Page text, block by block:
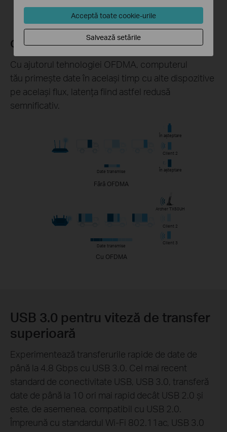
Router MU-MIMO
OFDMA
Cu ajutorul tehnologiei OFDMA, computerul
tău primește date în același timp cu alte dispozitive
pe același flux, latența fiind astfel redusă
semnificativ.
Fără OFDMA
Date transmise
În așteptare
Client 2
În așteptare
Cu OFDMA
Date transmise
Archer TX50UH
Client 2
Client 3
USB 3.0 pentru viteză de transfer
superioară
Experimentează transferurile rapide de date de
până la 4.8 Gbps cu USB 3.0. Cel mai recent
standard de conectivitate USB, USB 3.0, transferă
date de până la 10 ori mai rapid decât USB 2.0 și
este, de asemenea, compatibil cu USB 2.0.
Împreună cu standardul Wi-Fi 802.11ac, USB 3.0
Acceptă toate cookie-urile
Salvează setările